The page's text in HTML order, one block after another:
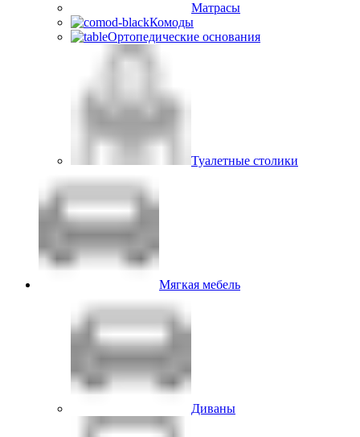
Матрасы
Комоды
Ортопедические основания
Туалетные столики
Мягкая мебель
Диваны